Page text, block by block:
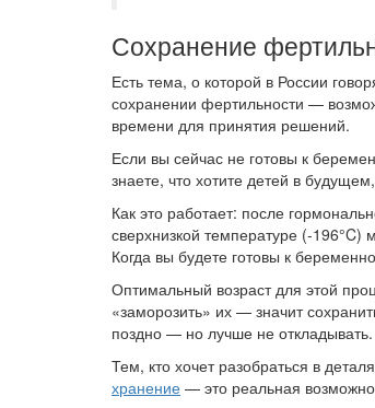
Сохранение
Есть тема, о которой в России
сохранении фертильности —
времени для принятия решений.
Если вы сейчас не готовы к
знаете, что хотите детей в
Как это работает: после
сверхнизкой температуре (-196°C)
Когда вы будете готовы к
Оптимальный возраст для этой
«заморозить» их — значит
поздно — но лучше не откладывать.
Тем, кто хочет разобраться в
хранение — это реальная